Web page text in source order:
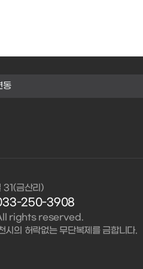
동
31(금산리)
250-3908
rights reserved.
시의 허락없는 무단복제를 금합니다.